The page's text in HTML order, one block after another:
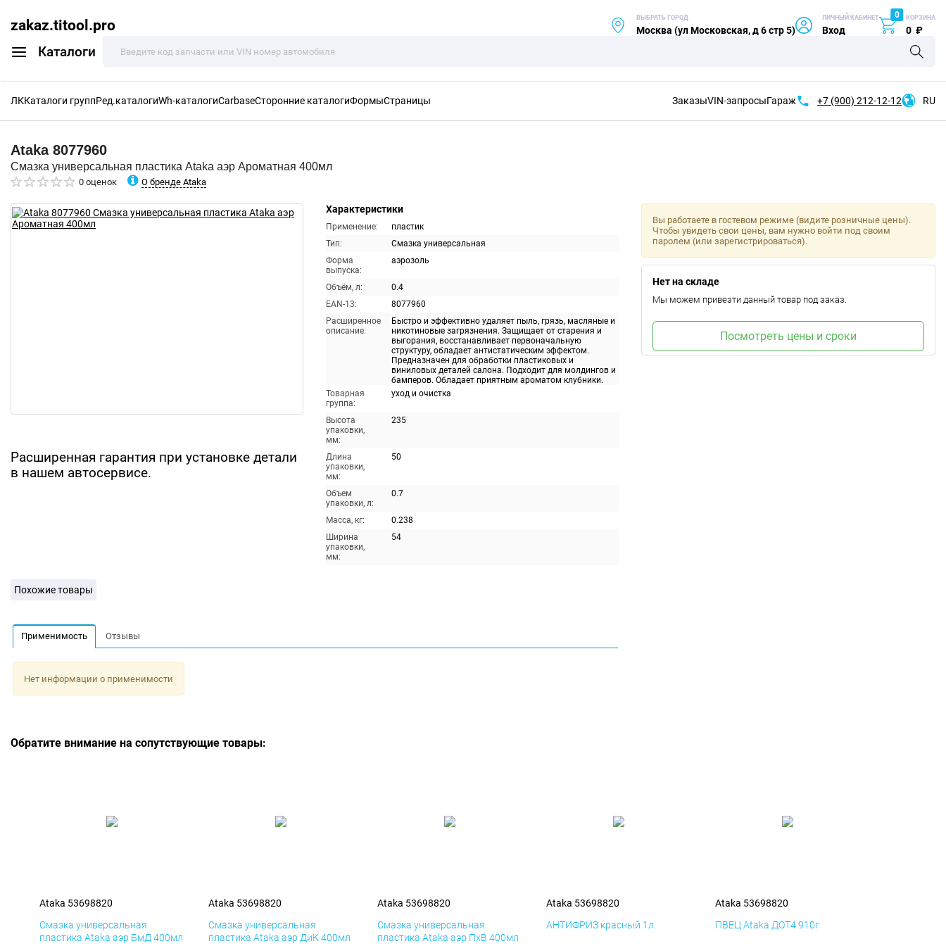
zakaz.titool.pro
Каталоги
ВЫБРАТЬ ГОРОД
Москва (ул Московская, д 6 стр 5)
ЛИЧНЫЙ КАБИНЕТ
Вход
0 КОРЗИНА
0 ₽
ЛККаталоги группРед.каталогиWh-каталогиCarbaseСторонние каталогиФормыСтраницы ЗаказыVIN-запросыГараж +7 (900) 212-12-12 RU
Ataka 8077960
Смазка универсальная пластика Ataka аэр Ароматная 400мл
0 оценок О бренде Ataka
Расширенная гарантия при установке детали
в нашем автосервисе.
Характеристики
Применение:
пластик
Тип:
Смазка универсальная
Форма
выпуска:
аэрозоль
Объём, л:
0.4
EAN-13:
8077960
Расширенное
описание:
Быстро и эффективно удаляет пыль, грязь, масляные и
никотиновые загрязнения. Защищает от старения и
выгорания, восстанавливает первоначальную
структуру, обладает антистатическим эффектом.
Предназначен для обработки пластиковых и
виниловых деталей салона. Подходит для молдингов и
бамперов. Обладает приятным ароматом клубники.
Товарная
группа:
уход и очистка
Высота
упаковки,
мм:
235
Длина
упаковки,
мм:
50
Объем
упаковки, л:
0.7
Масса, кг:
0.238
Ширина
упаковки,
мм:
54
Вы работаете в гостевом режиме (видите розничные цены).
Чтобы увидеть свои цены, вам нужно войти под своим
паролем (или зарегистрироваться).
Нет на складе
Мы можем привезти данный товар под заказ.
Посмотреть цены и сроки
Похожие товары
Применимость Отзывы
Нет информации о применимости
Обратите внимание на сопутствующие товары:
Ataka 53698820
Смазка универсальная
пластика Ataka аэр БмД 400мл
Ataka 53698820
Смазка универсальная
пластика Ataka аэр ДиК 400мл
Ataka 53698820
Смазка универсальная
пластика Ataka аэр ПхВ 400мл
Ataka 53698820
АНТИФРИЗ красный 1л.
Ataka 53698820
ПВЕЦ Ataka ДОТ4 910г